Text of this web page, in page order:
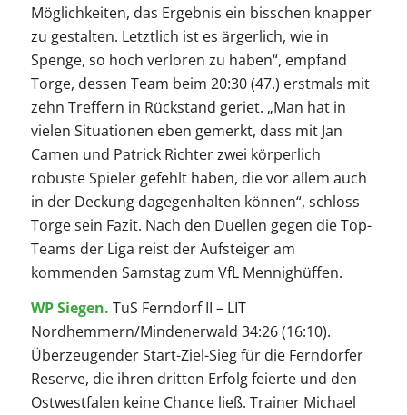
Möglichkeiten, das Ergebnis ein bisschen knapper
zu gestalten. Letztlich ist es ärgerlich, wie in
Spenge, so hoch verloren zu haben“, empfand
Torge, dessen Team beim 20:30 (47.) erstmals mit
zehn Treffern in Rückstand geriet. „Man hat in
vielen Situationen eben gemerkt, dass mit Jan
Camen und Patrick Richter zwei körperlich
robuste Spieler gefehlt haben, die vor allem auch
in der Deckung dagegenhalten können“, schloss
Torge sein Fazit. Nach den Duellen gegen die Top-
Teams der Liga reist der Aufsteiger am
kommenden Samstag zum VfL Mennighüffen.
WP Siegen. TuS Ferndorf II – LIT
Nordhemmern/Mindenerwald 34:26 (16:10).
Überzeugender Start-Ziel-Sieg für die Ferndorfer
Reserve, die ihren dritten Erfolg feierte und den
Ostwestfalen keine Chance ließ. Trainer Michael